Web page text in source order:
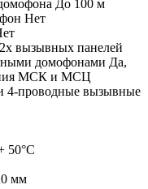
До 100 м
Нет
вызывных панелей
домофонами Да,
МСК и МСЦ
4-проводные вызывные
50°С
мм